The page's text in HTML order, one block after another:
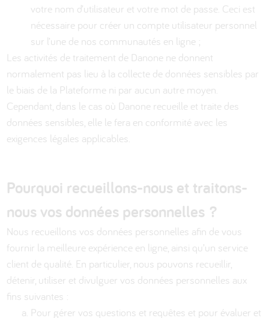
votre nom d’utilisateur et votre mot de passe. Ceci est
nécessaire pour créer un compte utilisateur personnel
sur l’une de nos communautés en ligne ;
Les activités de traitement de Danone ne donnent
normalement pas lieu à la collecte de données sensibles par
le biais de la Plateforme ni par aucun autre moyen.
Cependant, dans le cas où Danone recueille et traite des
données sensibles, elle le fera en conformité avec les
exigences légales applicables.
Pourquoi recueillons-nous et traitons-
nous vos données personnelles ?
Nous recueillons vos données personnelles afin de vous
fournir la meilleure expérience en ligne, ainsi qu’un service
client de qualité. En particulier, nous pouvons recueillir,
détenir, utiliser et divulguer vos données personnelles aux
fins suivantes :
Pour gérer vos questions et requêtes et pour évaluer et